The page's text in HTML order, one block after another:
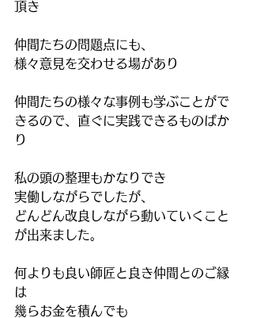
頂き
仲間たちの問題点にも、
様々意見を交わせる場があり
仲間たちの様々な事例も学ぶことがで
きるので、直ぐに実践できるものばか
り
私の頭の整理もかなりでき
実働しながらでしたが、
どんどん改良しながら動いていくこと
が出来ました。
何よりも良い師匠と良き仲間とのご縁
は
幾らお金を積んでも